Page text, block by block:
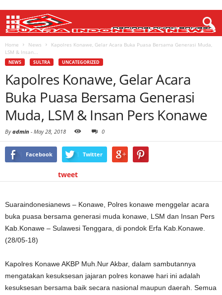
Home News
Kapolres Konawe, Gelar Acara Buka Puasa Bersama Generasi Muda,
LSM & Insan...
NEWS SULTRA UNCATEGORIZED
Kapolres Konawe, Gelar Acara
Buka Puasa Bersama Generasi
Muda, LSM & Insan Pers Konawe
Byadmin - May 28, 2018 0
Facebook Twitter
tweet
Suaraindonesianews – Konawe, Polres konawe menggelar acara
buka puasa bersama generasi muda konawe, LSM dan Insan Pers
Kab.Konawe – Sulawesi Tenggara, di pondok Erfa Kab.Konawe.
(28/05-18)
Kapolres Konawe AKBP Muh.Nur Akbar, dalam sambutannya
mengatakan kesuksesan jajaran polres konawe hari ini adalah
kesuksesan bersama baik secara nasional maupun daerah. Semua